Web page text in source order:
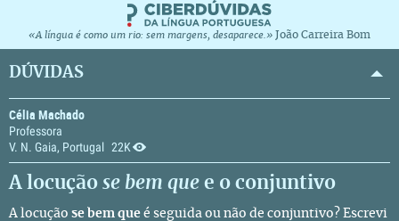
«A língua é como um rio: sem margens, desaparece.» João Carreira Bom
DÚVIDAS
Célia Machado
Professora
V. N. Gaia, Portugal 22K
A locução se bem que e o conjuntivo
A locução se bem que é seguida ou não de conjuntivo? Escrevi